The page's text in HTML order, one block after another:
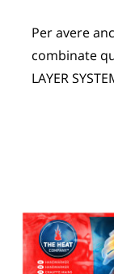
Per avere
combinate
LAYER